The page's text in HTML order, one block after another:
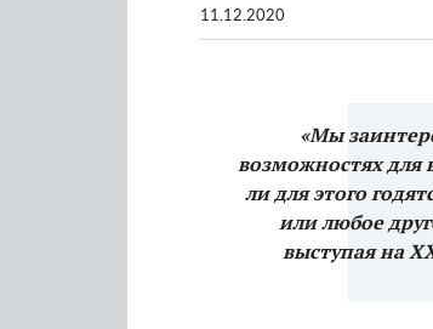
11.12.2020
«Мы
возможностях для
ли для этого
или любое
выступая на